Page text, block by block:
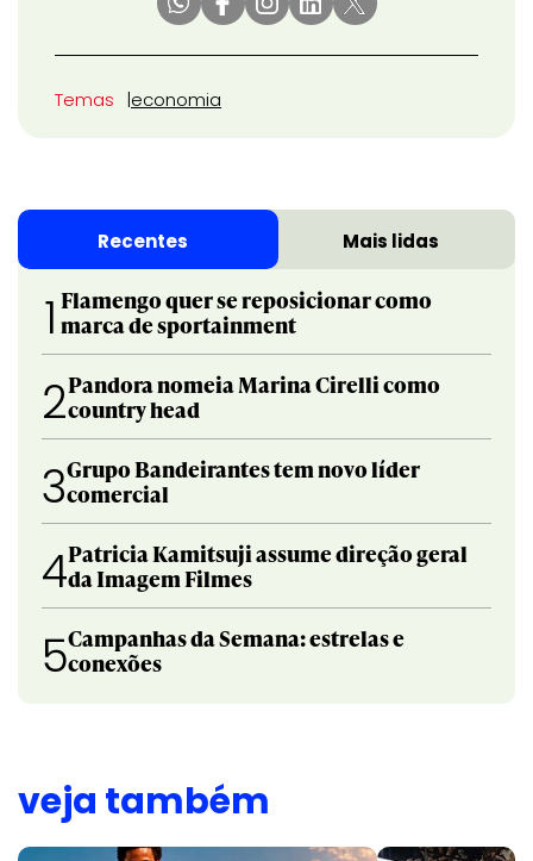
Temas economia
Recentes Mais lidas
1 Flamengo quer se reposicionar como
marca de sportainment
2Pandora nomeia Marina Cirelli como
country head
3Grupo Bandeirantes tem novo líder
comercial
4Patricia Kamitsuji assume direção geral
da Imagem Filmes
5Campanhas da Semana: estrelas e
conexões
veja também